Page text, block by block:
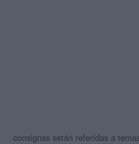
consignas están referidas a